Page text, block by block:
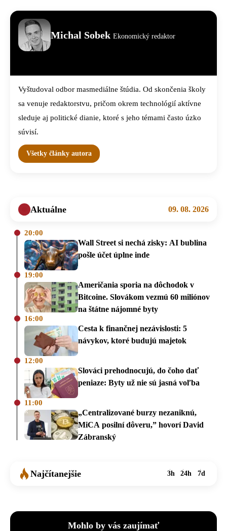
Michal Sobek Ekonomický redaktor
Vyštudoval odbor masmediálne štúdia. Od skončenia školy
sa venuje redaktorstvu, pričom okrem technológií aktívne
sleduje aj politické dianie, ktoré s jeho témami často úzko
súvisí.
Všetky články autora
Aktuálne 09. 08. 2026
20:00
Wall Street si nechá zisky: AI bublina
pošle účet úplne inde
19:00
Američania sporia na dôchodok v
Bitcoine. Slovákom vezmú 60 miliónov
na štátne nájomné byty
16:00
Cesta k finančnej nezávislosti: 5
návykov, ktoré budujú majetok
12:00
Slováci prehodnocujú, do čoho dať
peniaze: Byty už nie sú jasná voľba
11:00
„Centralizované burzy nezaniknú,
MiCA posilní dôveru,” hovorí David
Zábranský
Najčítanejšie 3h 24h 7d
Mohlo by vás zaujímať